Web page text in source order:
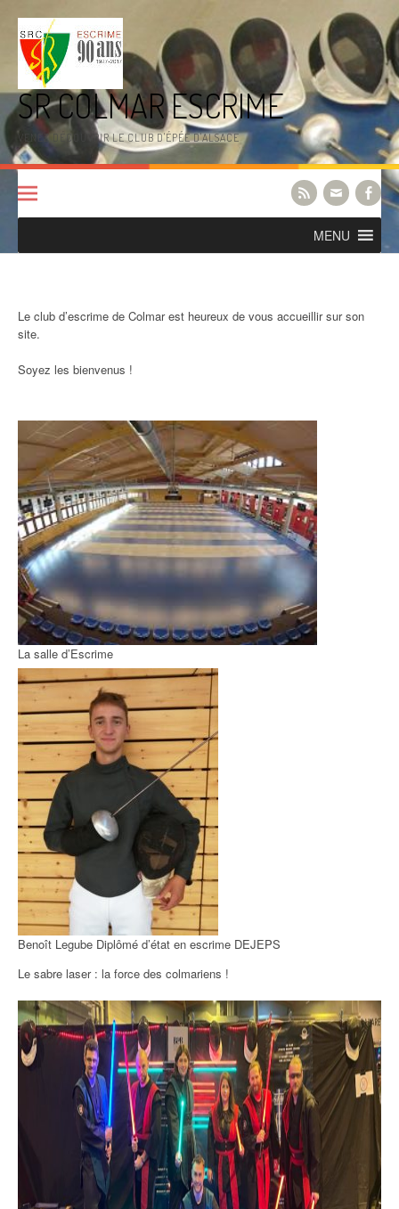
contenu
SR COLMAR ESCRIME
VENEZ DÉCOUVRIR LE CLUB D'ÉPÉE D'ALSACE
MENU
Le club d’escrime de Colmar est heureux de vous accueillir sur son
site.
Soyez les bienvenus !
La salle d’Escrime
Benoît Legube Diplômé d’état en escrime DEJEPS
Le sabre laser : la force des colmariens !